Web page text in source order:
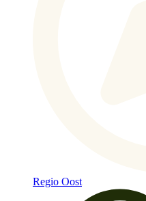
Regio Oost